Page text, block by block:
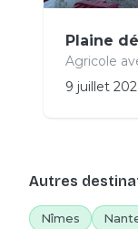
Plaine
Agricole
9 juillet
Autres
Nîmes